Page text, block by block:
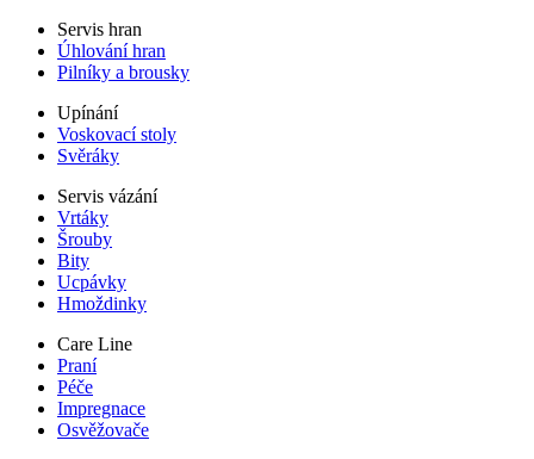
Servis hran
Úhlování hran
Pilníky a brousky
Upínání
Voskovací stoly
Svěráky
Servis vázání
Vrtáky
Šrouby
Bity
Ucpávky
Hmoždinky
Care Line
Praní
Péče
Impregnace
Osvěžovače